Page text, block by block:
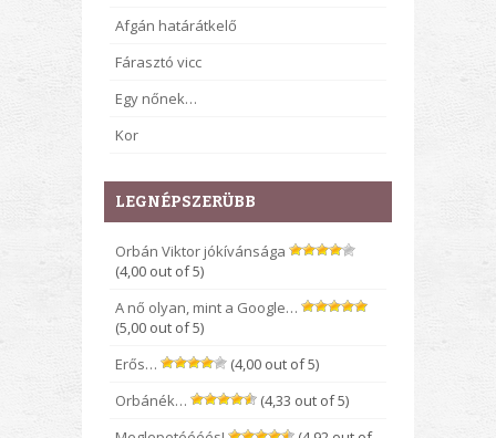
Afgán határátkelő
Fárasztó vicc
Egy nőnek…
Kor
LEGNÉPSZERÜBB
Orbán Viktor jókívánsága
(4,00 out of 5)
A nő olyan, mint a Google…
(5,00 out of 5)
Erős…
(4,00 out of 5)
Orbánék…
(4,33 out of 5)